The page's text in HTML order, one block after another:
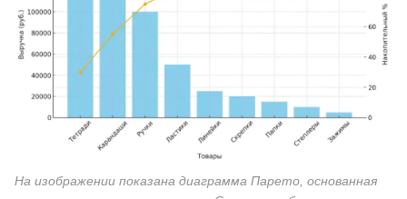
На изображении показана диаграмма Парето, основанная